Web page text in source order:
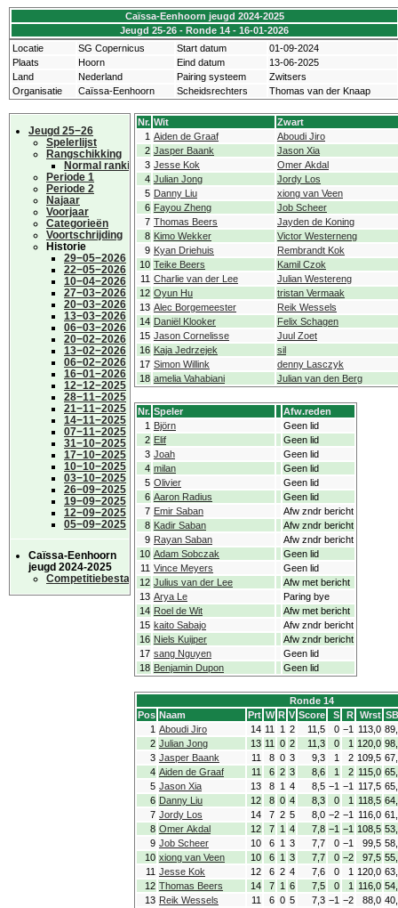
Caïssa-Eenhoorn jeugd 2024-2025
Jeugd 25-26 - Ronde 14 - 16-01-2026
Locatie
SG Copernicus Start datum
01-09-2024
Plaats
Hoorn Eind datum
13-06-2025
Land
Nederland Pairing systeem
Zwitsers
Organisatie
Caïssa-Eenhoorn Scheidsrechters Thomas van der Knaap
Jeugd 25−26
Spelerlijst
Rangschikking
Normal ranking
Periode 1
Periode 2
Najaar
Voorjaar
Categorieën
Voortschrijding
Historie
29−05−2026
22−05−2026
10−04−2026
27−03−2026
20−03−2026
13−03−2026
06−03−2026
20−02−2026
13−02−2026
06−02−2026
16−01−2026
12−12−2025
28−11−2025
21−11−2025
14−11−2025
07−11−2025
31−10−2025
17−10−2025
10−10−2025
03−10−2025
26−09−2025
19−09−2025
12−09−2025
05−09−2025
Caïssa-Eenhoorn
jeugd 2024-2025
Competitiebestand
Nr. Wit
Zwart
1 Aiden de Graaf
Aboudi Jiro
2 Jasper Baank
Jason Xia
3 Jesse Kok
Omer Akdal
4 Julian Jong
Jordy Los
5 Danny Liu
xiong van Veen
6 Fayou Zheng
Job Scheer
7 Thomas Beers
Jayden de Koning
8 Kimo Wekker
Victor Westerneng
9 Kyan Driehuis
Rembrandt Kok
10 Teike Beers
Kamil Czok
11 Charlie van der Lee
Julian Westereng
12 Oyun Hu
tristan Vermaak
13 Alec Borgemeester
Reik Wessels
14 Daniël Klooker
Felix Schagen
15 Jason Cornelisse
Juul Zoet
16 Kaja Jedrzejek
sil
17 Simon Willink
denny Lasczyk
18 amelia Vahabiani Julian van den Berg
Nr. Speler
Afw.reden
1 Björn
Geen lid
2 Elif
Geen lid
3 Joah
Geen lid
4 milan
Geen lid
5 Olivier
Geen lid
6 Aaron Radius
Geen lid
7 Emir Saban
Afw zndr bericht
8 Kadir Saban
Afw zndr bericht
9 Rayan Saban
Afw zndr bericht
10 Adam Sobczak
Geen lid
11 Vince Meyers
Geen lid
12 Julius van der Lee
Afw met bericht
13 Arya Le
Paring bye
14 Roel de Wit
Afw met bericht
15 kaito Sabajo
Afw zndr bericht
16 Niels Kuijper
Afw zndr bericht
17 sang Nguyen
Geen lid
18 Benjamin Dupon Geen lid
Ronde 14
Pos Naam Prt W R V Score S R Wrst
1 Aboudi Jiro 14 11 1 2 11,5 0 −1 113,0
2 Julian Jong 13 11 0 2 11,3 0 1 120,0
3 Jasper Baank 11 8 0 3 9,3 1 2 109,5
4 Aiden de Graaf 11 6 2 3 8,6 1 2 115,0
5 Jason Xia 13 8 1 4 8,5 −1 −1 117,5
6 Danny Liu 12 8 0 4 8,3 0 1 118,5
7 Jordy Los 14 7 2 5 8,0 −2 −1 116,0
8 Omer Akdal 12 7 1 4 7,8 −1 −1 108,5
9 Job Scheer 10 6 1 3 7,7 0 −1 99,5
10 xiong van Veen 10 6 1 3 7,7 0 −2 97,5
11 Jesse Kok 12 6 2 4 7,6 0 1 120,0
12 Thomas Beers 14 7 1 6 7,5 0 1 116,0
13 Reik Wessels 11 6 0 5 7,3 −1 −2 88,0